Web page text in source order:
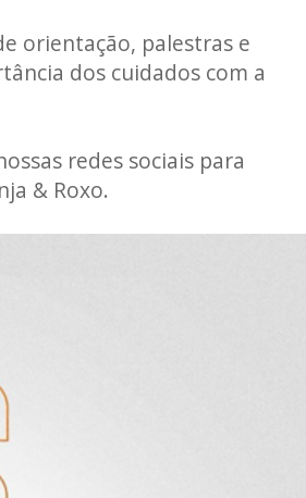
orientação, palestras e
dos cuidados com a
redes sociais para
& Roxo.